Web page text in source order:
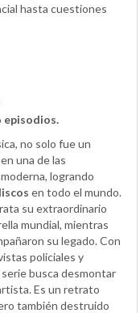
hasta cuestiones
episodios.
no solo fue un
una de las
logrando
en todo el mundo.
su extraordinario
mundial, mientras
su legado. Con
policiales y
busca desmontar
Es un retrato
también destruido